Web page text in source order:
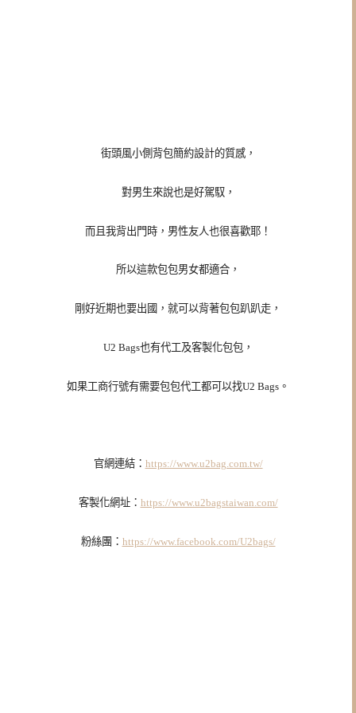
街頭風小側背包簡約設計的質感，
對男生來說也是好駕馭，
而且我背出門時，男性友人也很喜歡耶！
所以這款包包男女都適合，
剛好近期也要出國，就可以背著包包趴趴走，
U2 Bags也有代工及客製化包包，
如果工商行號有需要包包代工都可以找U2 Bags。
官網連結： https://www.u2bag.com.tw/
客製化網址： https://www.u2bagstaiwan.com/
粉絲團： https://www.facebook.com/U2bags/